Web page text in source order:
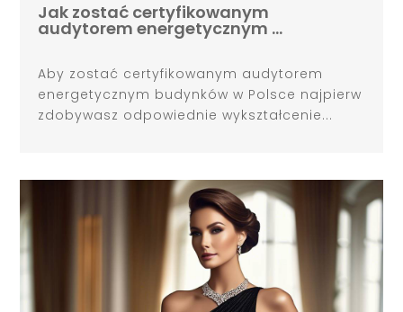
Jak zostać certyfikowanym
audytorem energetycznym …
Aby zostać certyfikowanym audytorem
energetycznym budynków w Polsce najpierw
zdobywasz odpowiednie wykształcenie...